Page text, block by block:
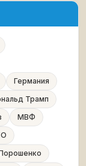
Германия
Трамп
МВФ